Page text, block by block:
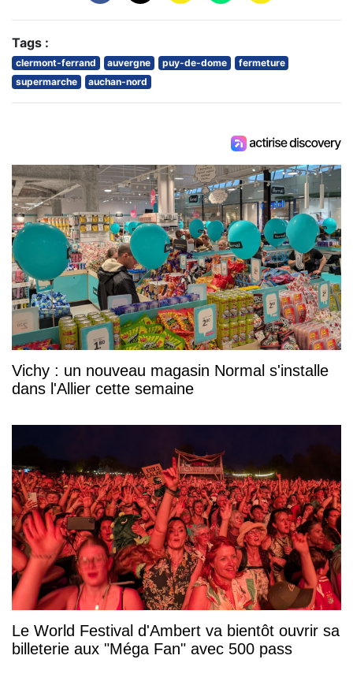
Tags :
clermont-ferrand auvergne puy-de-dome
fermeture
supermarche
auchan-nord
Vichy : un nouveau magasin Normal s'installe
dans l'Allier cette semaine
Le World Festival d'Ambert va bientôt ouvrir sa
billeterie aux "Méga Fan" avec 500 pass